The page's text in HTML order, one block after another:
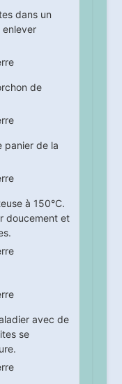
dans un
enlever
de
panier de la
à 150°C.
doucement et
avec de
se